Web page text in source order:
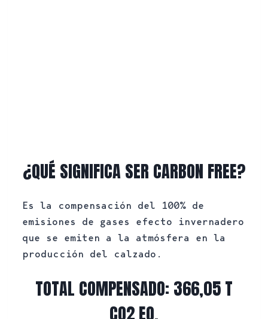
¿QUÉ SIGNIFICA SER CARBON FREE?
Es la compensación del 100% de
emisiones de gases efecto invernadero
que se emiten a la atmósfera en la
producción del calzado.
TOTAL COMPENSADO: 366,05 T
CO2 EQ.